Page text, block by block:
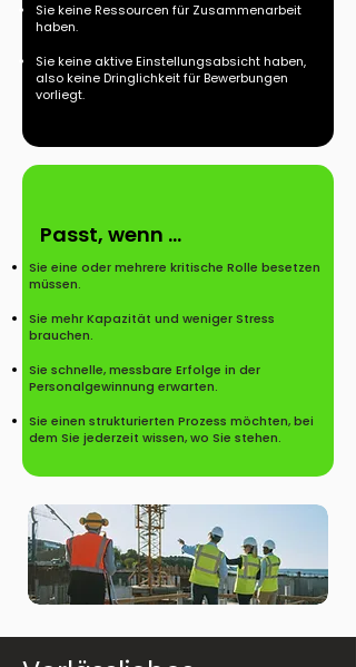
Sie keine Ressourcen für Zusammenarbeit
haben.
Sie keine aktive Einstellungsabsicht haben,
also keine Dringlichkeit für Bewerbungen
vorliegt.
Passt, wenn ...
Sie eine oder mehrere kritische Rolle besetzen
müssen.
Sie mehr Kapazität und weniger Stress
brauchen.
Sie schnelle, messbare Erfolge in der
Personalgewinnung erwarten.
Sie einen strukturierten Prozess möchten, bei
dem Sie jederzeit wissen, wo Sie stehen.